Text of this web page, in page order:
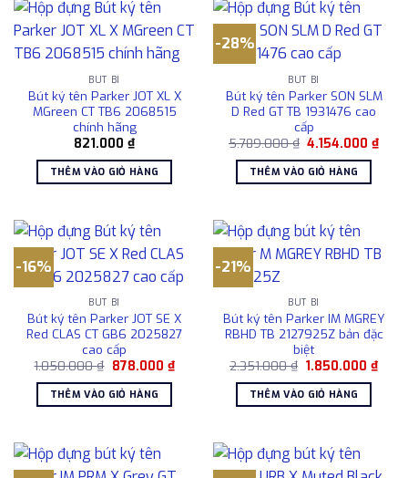
BÚT BI
Bút ký tên Parker JOT XL X
MGreen CT TB6 2068515
chính hãng
821.000 ₫
THÊM VÀO GIỎ HÀNG
-28%
BÚT BI
Bút ký tên Parker SON SLM
D Red GT TB 1931476 cao
cấp
5.789.000₫ Giá
là:
5.789.000 ₫.
4.154.000₫Giá
hiện
THÊM VÀO GIỎ HÀNG
-16%
BÚT BI
Bút ký tên Parker JOT SE X
Red CLAS CT GB6 2025827
cao cấp
1.050.000₫ Giá
là:
1.050.000 ₫.
878.000 ₫Giá
hiện
THÊM VÀO GIỎ HÀNG
-21%
BÚT BI
Bút ký tên Parker IM MGREY
RBHD TB 2127925Z bản đặc
biệt
2.351.000₫ Giá
là:
2.351.000 ₫.
1.850.000₫Giá
hiện
THÊM VÀO GIỎ HÀNG